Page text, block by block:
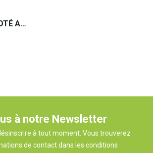
CHEVRON RABOTÉ AUTOCLAVE
à notre Newsletter
à tout moment. Vous trouverez
de contact dans les conditions